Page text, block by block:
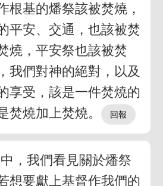
根基的燔祭該被焚燒，
平安、交通，也該被焚
燒，平安祭也該被焚
我們對神的絕對，以及
享受，該是一件焚燒的
焚燒加上焚燒。
，我們看見關於燔祭
想要獻上基督作我們的